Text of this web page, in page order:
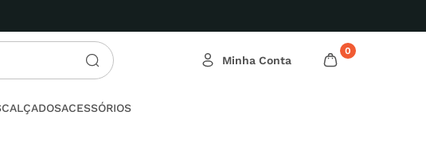
0
CALÇADOSACESSÓRIOS